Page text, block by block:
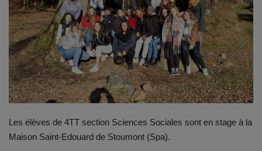
Emplois
Notre offre d'enseignement (2026)
Stages
Offre d'enseignement & inscriptions
Les élèves de 4TT section Sciences Sociales sont en stage à la
Maison Saint-Edouard de Stoumont (Spa).